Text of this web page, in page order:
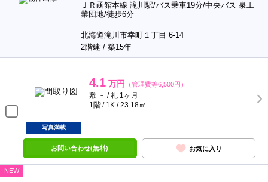
ＪＲ函館本線 滝川駅/バス乗車19分/中央バス 泉工
業団地/徒歩6分
北海道滝川市幸町１丁目 6-14
2階建 / 築15年
4.1 万円 （管理費等6,500円）
敷 － / 礼 1ヶ月
1階 / 1K / 23.18㎡
写真満載
お問い合わせ(無料) お気に入り
NEW